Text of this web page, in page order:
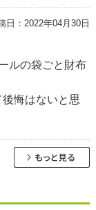
日： 2022年04月30日
ルの袋ごと財布
悔はないと思